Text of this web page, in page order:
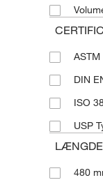
DIN
ISO
USP
LÆNGDE
480